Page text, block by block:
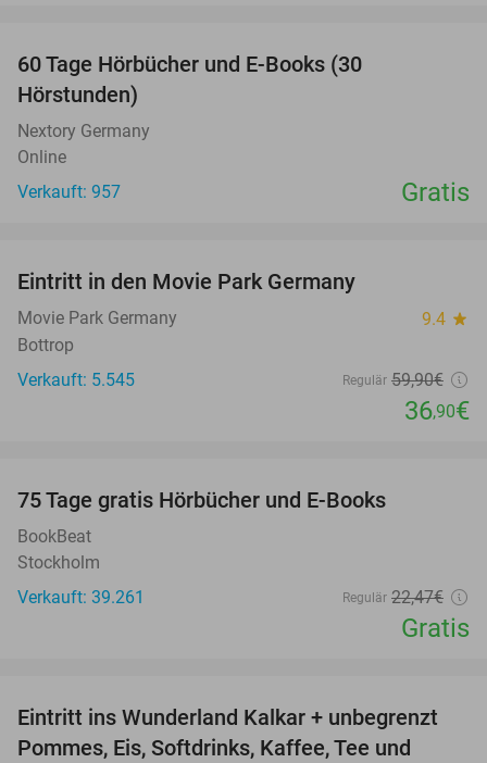
60 Tage Hörbücher und E-Books (30
Hörstunden)
Nextory Germany
Online
Verkauft: 957
Gratis
Eintritt in den Movie Park Germany
Movie Park Germany 9.4 star
Bottrop
Verkauft: 5.545
Regulär 59,90€
36,90€
75 Tage gratis Hörbücher und E-Books
BookBeat
Stockholm
Verkauft: 39.261
Regulär 22,47€
Gratis
32%
Eintritt ins Wunderland Kalkar + unbegrenzt
Pommes, Eis, Softdrinks, Kaffee, Tee und